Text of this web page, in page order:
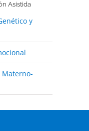
Asistida
y